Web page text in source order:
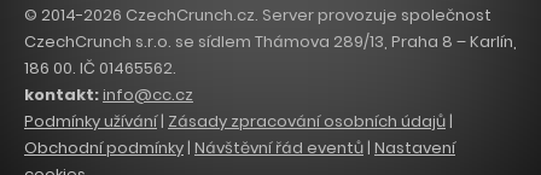
© 2014-2026 CzechCrunch.cz. Server provozuje společnost
CzechCrunch s.r.o. se sídlem Thámova 289/13, Praha 8 – Karlín,
186 00. IČ 01465562.
kontakt:info@cc.cz
Podmínky užívání| Zásady zpracování osobních údajů |
Obchodní podmínky | Návštěvní řád eventů | Nastavení